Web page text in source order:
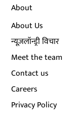
About
About Us
न्यूज़लॉन्ड्री विचार
Meet the team
Contact us
Careers
Privacy Policy